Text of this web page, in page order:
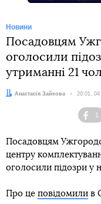
Новини
Посадовцям
оголосили
утриманні 21
Автор:
Анастасія Зайкова Дата:
20:01, 04
1
Посадовцям
центру
оголосили підозри у
Про це повідомили в